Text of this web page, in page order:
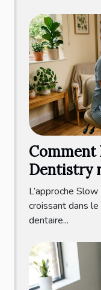
Comment
Dentistry
les soins
L’approche
croissant dans
dentaire...